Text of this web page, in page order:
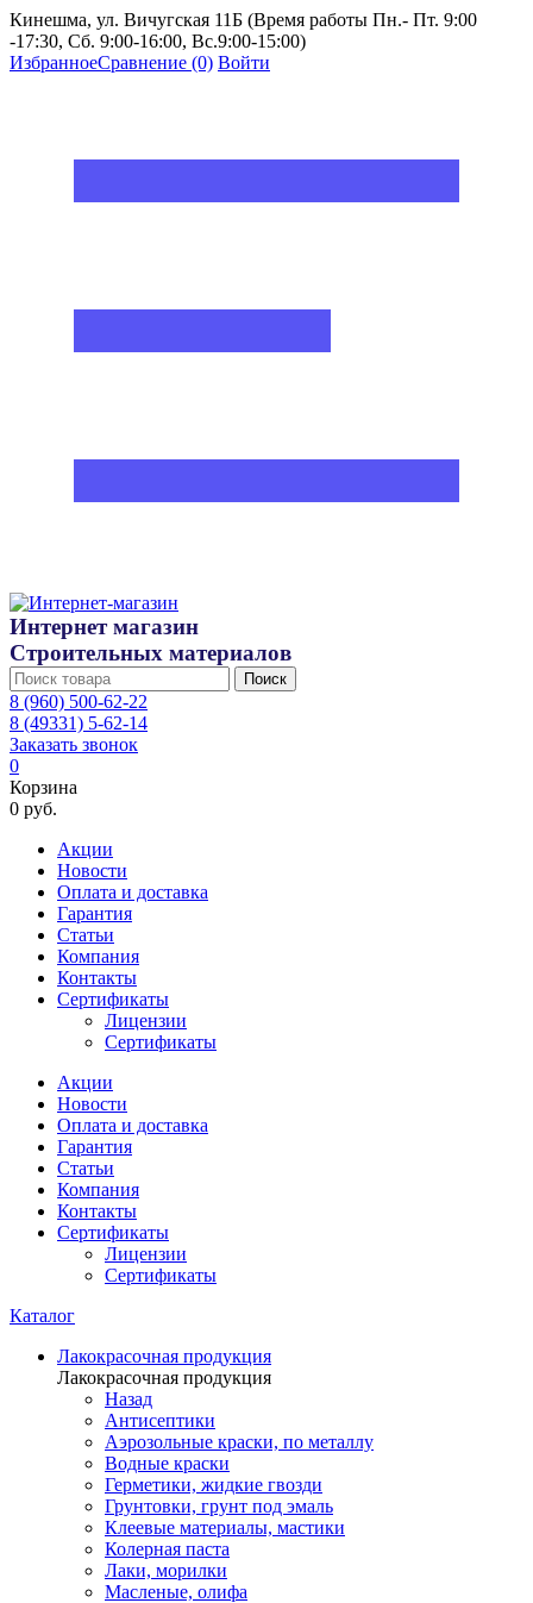
Кинешма, ул. Вичугская 11Б (Время работы Пн.- Пт. 9:00
-17:30, Сб. 9:00-16:00, Вс.9:00-15:00)
ИзбранноеСравнение (0) Войти
Интернет магазин
Строительных материалов
Поиск
8 (960) 500-62-22
8 (49331) 5-62-14
Заказать звонок
0
Корзина
0 руб.
Акции
Новости
Оплата и доставка
Гарантия
Статьи
Компания
Контакты
Сертификаты
Лицензии
Сертификаты
Акции
Новости
Оплата и доставка
Гарантия
Статьи
Компания
Контакты
Сертификаты
Лицензии
Сертификаты
Каталог
Лакокрасочная продукция
Лакокрасочная продукция
Назад
Антисептики
Аэрозольные краски, по металлу
Водные краски
Герметики, жидкие гвозди
Грунтовки, грунт под эмаль
Клеевые материалы, мастики
Колерная паста
Лаки, морилки
Масленые, олифа